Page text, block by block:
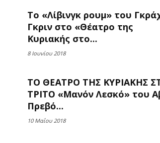
Το «Λίβινγκ ρουμ» του
Γκριν στο «Θέατρο της
Κυριακής στο...
8 Ιουνίου 2018
ΤΟ ΘΕΑΤΡΟ ΤΗΣ ΚΥΡΙΑΚΗΣ
ΤΡΙΤΟ «Μανόν Λεσκό» του
Πρεβό...
10 Μαΐου 2018